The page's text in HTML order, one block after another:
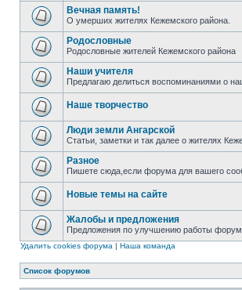
Вечная память!
О умерших жителях Кежемского района.
Родословные
Родословные жителей Кежемского района
Наши учителя
Предлагаю делиться воспоминаниями о
Наше творчество
Люди земли Ангарской
Статьи, заметки и так далее о жителях
Разное
Пишете сюда,если форума для вашего
Новые темы на сайте
Жалобы и предложения
Предложения по улучшению работы
Удалить cookies форума | Наша команда
Список форумов